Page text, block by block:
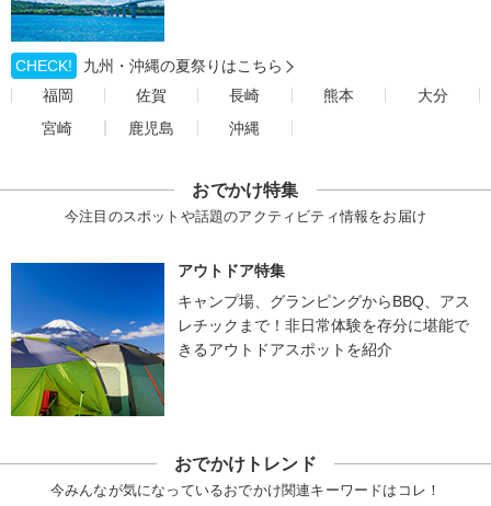
CHECK!
九州・沖縄の夏祭りはこちら
福岡
佐賀 長崎 熊本
大分
宮崎
鹿児島 沖縄
おでかけ特集
今注目のスポットや話題のアクティビティ情報をお届け
アウトドア特集
キャンプ場、グランピングからBBQ、アス
レチックまで！非日常体験を存分に堪能で
きるアウトドアスポットを紹介
おでかけトレンド
今みんなが気になっているおでかけ関連キーワードはコレ！